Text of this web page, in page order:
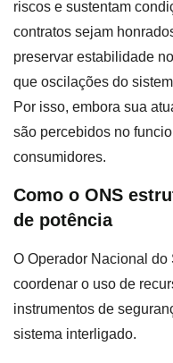
riscos e sustentam
contratos sejam
preservar estabilidade
que oscilações do
Por isso, embora sua
são percebidos no
consumidores.
Como o ONS
de potência
O Operador Nacional
coordenar o uso de
instrumentos de
sistema interligado.